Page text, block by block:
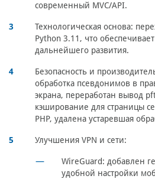
современный MVC/API.
Технологическая основа:
Python 3.11, что
дальнейшего развития.
Безопасность и
обработка псевдонимов в
экрана, переработан вывод
кэширование для страницы
PHP, удалена устаревшая
Улучшения VPN и сети:
WireGuard: добавлен
удобной настройки